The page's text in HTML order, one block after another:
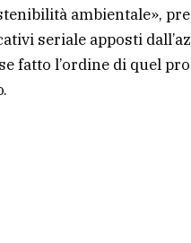
ambientale»,
seriale apposti
fatto l’ordine di quel